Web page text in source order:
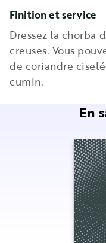
Finition et service
Dressez la chorba
creuses. Vous
de coriandre
cumin.
En